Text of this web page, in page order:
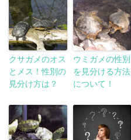
クサガメのオス
とメス！性別の
見分け方は？
ウミガメの性別
を見分ける方法
について！